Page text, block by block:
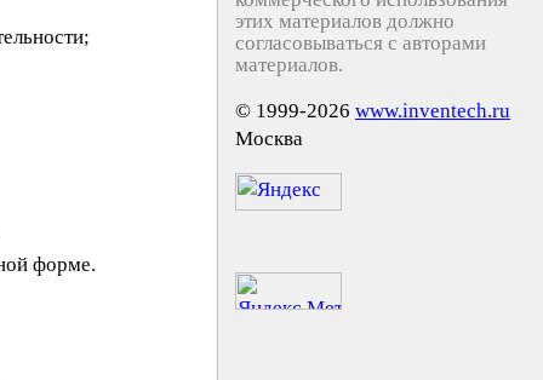
форме.
этих материалов должно
согласовываться с авторами
материалов.
© 1999-2026 www.inventech.ru
Москва